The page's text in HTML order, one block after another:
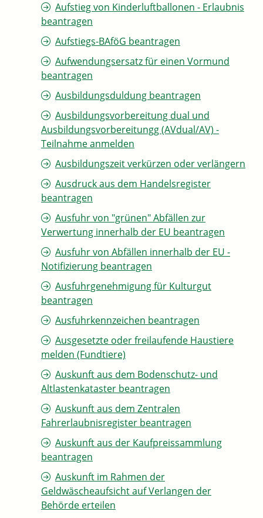
Aufstieg von Kinderluftballonen - Erlaubnis
beantragen
Aufstiegs-BAföG beantragen
Aufwendungsersatz für einen Vormund
beantragen
Ausbildungsduldung beantragen
Ausbildungsvorbereitung dual und
Ausbildungsvorbereitungg (AVdual/AV) -
Teilnahme anmelden
Ausbildungszeit verkürzen oder verlängern
Ausdruck aus dem Handelsregister
beantragen
Ausfuhr von "grünen" Abfällen zur
Verwertung innerhalb der EU beantragen
Ausfuhr von Abfällen innerhalb der EU -
Notifizierung beantragen
Ausfuhrgenehmigung für Kulturgut
beantragen
Ausfuhrkennzeichen beantragen
Ausgesetzte oder freilaufende Haustiere
melden (Fundtiere)
Auskunft aus dem Bodenschutz- und
Altlastenkataster beantragen
Auskunft aus dem Zentralen
Fahrerlaubnisregister beantragen
Auskunft aus der Kaufpreissammlung
beantragen
Auskunft im Rahmen der
Geldwäscheaufsicht auf Verlangen der
Behörde erteilen